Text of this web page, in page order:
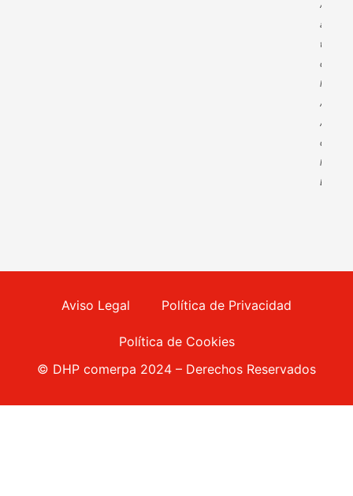
a
través
de
la
Agencia
de
la
Energía.
Aviso Legal Política de Privacidad
Política de Cookies
© DHP comerpa 2024 – Derechos Reservados